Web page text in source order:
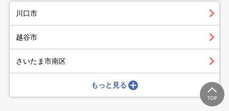
川口市
越谷市
さいたま市南区
もっと見る